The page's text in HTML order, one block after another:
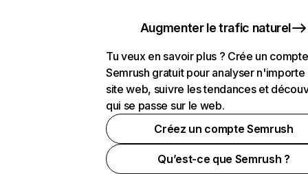
Augmenter le trafic naturel
Tu veux en savoir plus ? Crée un compte
Semrush gratuit pour analyser n'importe
site web, suivre les tendances et
qui se passe sur le web.
Créez un compte Semrush
Qu’est-ce que Semrush ?